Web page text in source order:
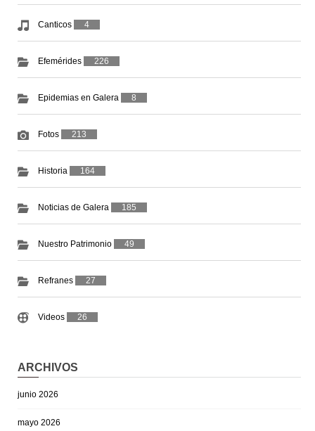
Canticos 4
Efemérides 226
Epidemias en Galera 8
Fotos 213
Historia 164
Noticias de Galera 185
Nuestro Patrimonio 49
Refranes 27
Videos 26
ARCHIVOS
junio 2026
mayo 2026